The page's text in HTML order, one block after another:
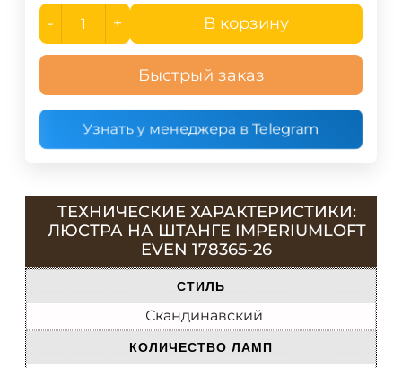
- + В корзину
Быстрый заказ
Узнать у менеджера в Telegram
ТЕХНИЧЕСКИЕ ХАРАКТЕРИСТИКИ:
ЛЮСТРА НА ШТАНГЕ IMPERIUMLOFT
EVEN 178365-26
СТИЛЬ
Скандинавский
КОЛИЧЕСТВО ЛАМП